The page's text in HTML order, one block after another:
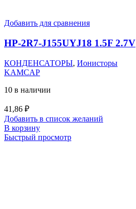
Добавить для сравнения
HP-2R7-J155UYJ18 1.5F 2.7V
КОНДЕНСАТОРЫ, Ионисторы
KAMCAP
10 в наличии
41,86 ₽
Добавить в список желаний
В корзину
Быстрый просмотр